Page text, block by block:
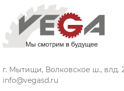
г. Мытищи, Волковское ш., влд.
info@vegasd.ru